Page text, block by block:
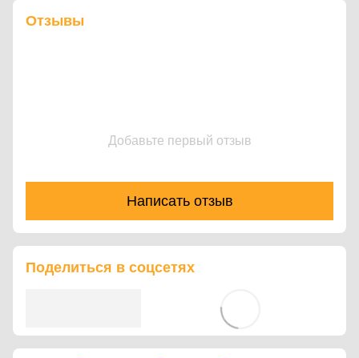
Отзывы
Добавьте первый отзыв
Написать отзыв
Поделиться в соцсетях